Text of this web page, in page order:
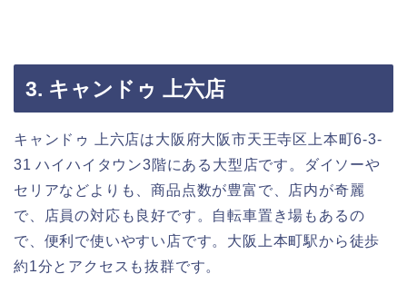
3. キャンドゥ 上六店
キャンドゥ 上六店は大阪府大阪市天王寺区上本町6-3-
31 ハイハイタウン3階にある大型店です。ダイソーや
セリアなどよりも、商品点数が豊富で、店内が奇麗
で、店員の対応も良好です。自転車置き場もあるの
で、便利で使いやすい店です。大阪上本町駅から徒歩
約1分とアクセスも抜群です。